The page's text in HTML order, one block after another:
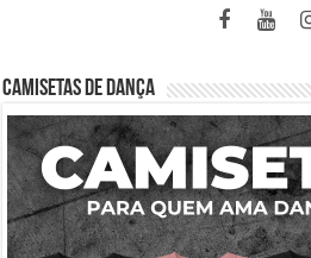
CAMISETAS DE DANÇA